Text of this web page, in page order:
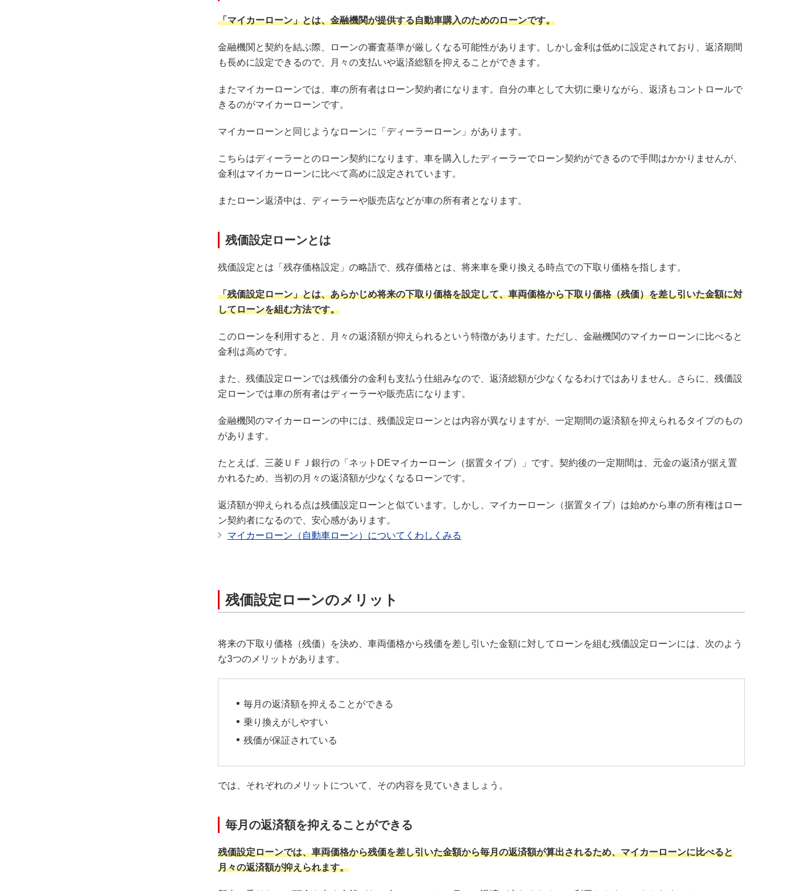
「マイカーローン」とは、金融機関が提供する自動車購入のためのローンです。
金融機関と契約を結ぶ際、ローンの審査基準が厳しくなる可能性があります。しかし金利は低めに設定されており、返済期間
も長めに設定できるので、月々の支払いや返済総額を抑えることができます。
またマイカーローンでは、車の所有者はローン契約者になります。自分の車として大切に乗りながら、返済もコントロールで
きるのがマイカーローンです。
マイカーローンと同じようなローンに「ディーラーローン」があります。
こちらはディーラーとのローン契約になります。車を購入したディーラーでローン契約ができるので手間はかかりませんが、
金利はマイカーローンに比べて高めに設定されています。
またローン返済中は、ディーラーや販売店などが車の所有者となります。
残価設定ローンとは
残価設定とは「残存価格設定」の略語で、残存価格とは、将来車を乗り換える時点での下取り価格を指します。
「残価設定ローン」とは、あらかじめ将来の下取り価格を設定して、車両価格から下取り価格（残価）を差し引いた金額に対
してローンを組む方法です。
このローンを利用すると、月々の返済額が抑えられるという特徴があります。ただし、金融機関のマイカーローンに比べると
金利は高めです。
また、残価設定ローンでは残価分の金利も支払う仕組みなので、返済総額が少なくなるわけではありません。さらに、残価設
定ローンでは車の所有者はディーラーや販売店になります。
金融機関のマイカーローンの中には、残価設定ローンとは内容が異なりますが、一定期間の返済額を抑えられるタイプのもの
があります。
たとえば、三菱ＵＦＪ銀行の「ネットDEマイカーローン（据置タイプ）」です。契約後の一定期間は、元金の返済が据え置
かれるため、当初の月々の返済額が少なくなるローンです。
返済額が抑えられる点は残価設定ローンと似ています。しかし、マイカーローン（据置タイプ）は始めから車の所有権はロー
ン契約者になるので、安心感があります。
マイカーローン（自動車ローン）についてくわしくみる
残価設定ローンのメリット
将来の下取り価格（残価）を決め、車両価格から残価を差し引いた金額に対してローンを組む残価設定ローンには、次のよう
な3つのメリットがあります。
毎月の返済額を抑えることができる
乗り換えがしやすい
残価が保証されている
では、それぞれのメリットについて、その内容を見ていきましょう。
毎月の返済額を抑えることができる
残価設定ローンでは、車両価格から残価を差し引いた金額から毎月の返済額が算出されるため、マイカーローンに比べると
月々の返済額が抑えられます。